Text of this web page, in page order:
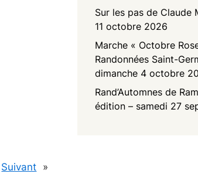
Suivant »
Sur les pas de Claude
11 octobre 2026
Marche « Octobre
Randonnées Saint-
dimanche 4 octobre
Rand’Automnes de
édition – samedi 27